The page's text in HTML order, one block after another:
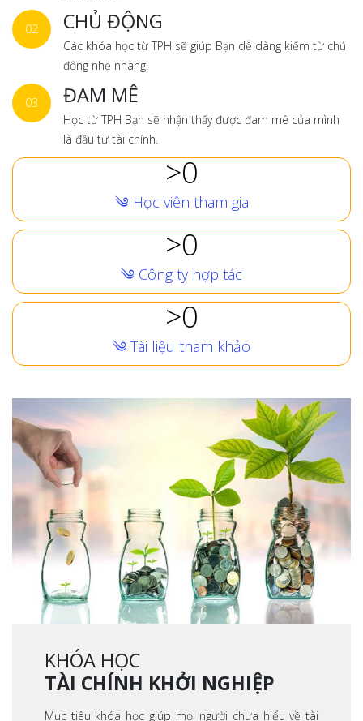
02 CHỦ ĐỘNG
Các khóa học từ TPH sẽ giúp Bạn dễ dàng kiếm từ chủ
động nhẹ nhàng.
03 ĐAM MÊ
Học từ TPH Bạn sẽ nhận thấy được đam mê của mình
là đầu tư tài chính.
0
༄ Học viên tham gia
0
༄ Công ty hợp tác
0
༄ Tài liệu tham khảo
KHÓA HỌC
TÀI CHÍNH KHỞI NGHIỆP
Mục tiêu khóa học giúp mọi người chưa hiểu về tài